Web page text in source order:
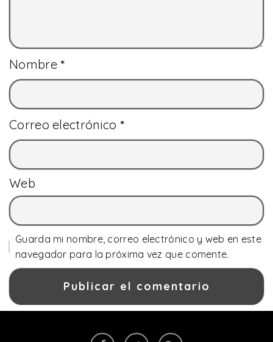
Nombre*
Correo electrónico *
Web
Guarda mi nombre, correo electrónico y web en este
navegador para la próxima vez que comente.